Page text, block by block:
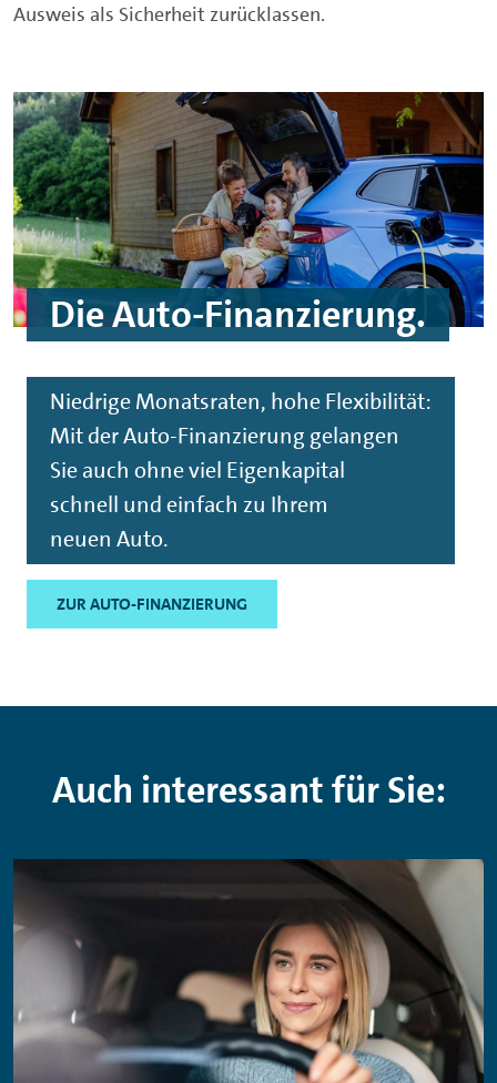
Ausweis als Sicherheit zurücklassen.
Die Auto-Finanzierung.
Niedrige Monatsraten, hohe Flexibilität:
Mit der Auto-Finanzierung gelangen
Sie auch ohne viel Eigenkapital
schnell und einfach zu Ihrem
neuen Auto.
ZUR AUTO-FINANZIERUNG
Auch interessant für Sie: